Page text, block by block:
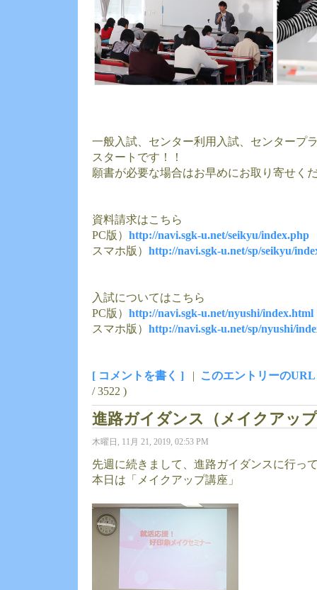
一般入試、センター利用入試、センタープ
スタートです！！
願書が必要な場合はお早めにお取り寄せく
資料請求はこちら
PC版） http://navi.sgk-u.net/seikyu/index.php
スマホ版） http://navi.sgk-u.net/sp/seikyu/
入試についてはこちら
PC版） http://navi.sgk-u.net/nyushi/index.html
スマホ版） http://navi.sgk-u.net/sp/nyushi/
[ コメントを書く ] | このエントリーのURL
/ 3522 )
進路ガイダンス（メイクアッ
木曜日, 11月 21, 2019, 02:53 PM
先週に続きまして、進路ガイダンスに行っ
本日は「メイクアップ講座」